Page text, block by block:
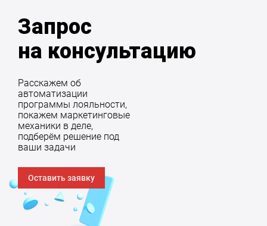
Запрос
на консультацию
Расскажем об
автоматизации
программы лояльности,
покажем маркетинговые
механики в деле,
подберём решение под
ваши задачи
Оставить заявку